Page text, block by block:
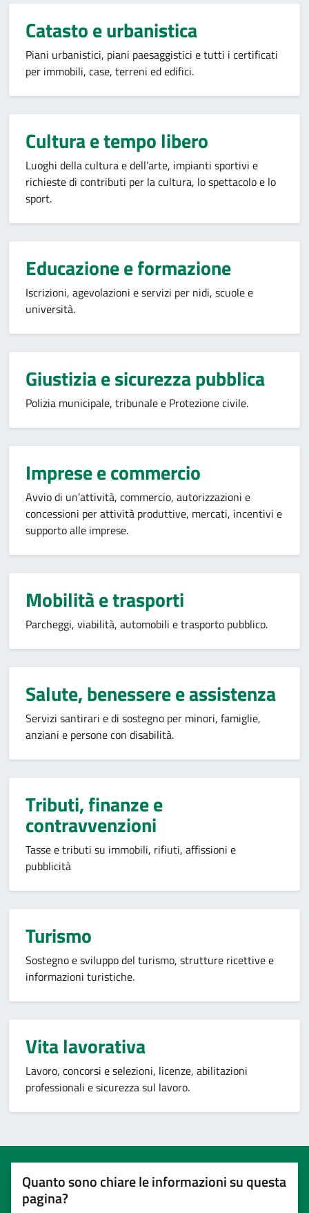
Catasto e urbanistica
Piani urbanistici, piani paesaggistici e tutti i certificati
per immobili, case, terreni ed edifici.
Cultura e tempo libero
Luoghi della cultura e dell’arte, impianti sportivi e
richieste di contributi per la cultura, lo spettacolo e lo
sport.
Educazione e formazione
Iscrizioni, agevolazioni e servizi per nidi, scuole e
università.
Giustizia e sicurezza pubblica
Polizia municipale, tribunale e Protezione civile.
Imprese e commercio
Avvio di un’attività, commercio, autorizzazioni e
concessioni per attività produttive, mercati, incentivi e
supporto alle imprese.
Mobilità e trasporti
Parcheggi, viabilità, automobili e trasporto pubblico.
Salute, benessere e assistenza
Servizi santirari e di sostegno per minori, famiglie,
anziani e persone con disabilità.
Tributi, finanze e
contravvenzioni
Tasse e tributi su immobili, rifiuti, affissioni e
pubblicità
Turismo
Sostegno e sviluppo del turismo, strutture ricettive e
informazioni turistiche.
Vita lavorativa
Lavoro, concorsi e selezioni, licenze, abilitazioni
professionali e sicurezza sul lavoro.
Quanto sono chiare le informazioni su questa
pagina?